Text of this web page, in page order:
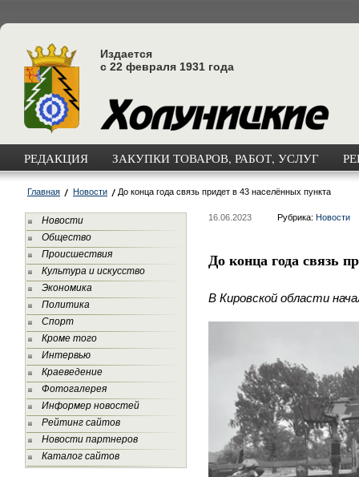
Издается
с 22 февраля 1931 года
РЕДАКЦИЯ ЗАКУПКИ ТОВАРОВ, РАБОТ, УСЛУГ
Главная Новости До конца года связь придет в 43 населённых пункта
Новости
Общество
Происшествия
Культура и искусство
Экономика
Политика
Спорт
Кроме того
Интервью
Краеведение
Фотогалерея
Информер новостей
Рейтинг сайтов
Новости партнеров
Каталог сайтов
16.06.2023 Рубрика: Новости
До конца года связь
В Кировской области